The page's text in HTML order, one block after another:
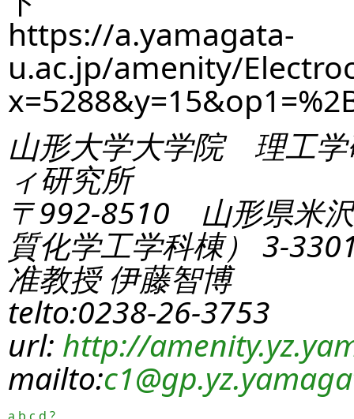
https://a.yamagata-
u.ac.jp/amenity/
山形大学大学院 理工学
ィ研究所
〒992-8510 山形県米
質化学工学科棟） 3-
准教授 伊藤智博
telto:0238-26-3753
url: http://
mailto:c1